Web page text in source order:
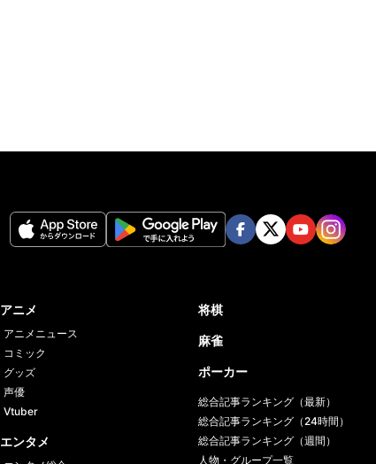
アニメ
アニメニュース
コミック
グッズ
声優
Vtuber
エンタメ
将棋
麻雀
ポーカー
総合記事ランキング（最新）
総合記事ランキング（24時間）
総合記事ランキング（週間）
人物・グループ一覧